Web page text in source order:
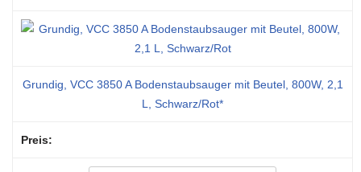
Grundig, VCC 3850 A Bodenstaubsauger mit Beutel, 800W, 2,1
L, Schwarz/Rot*